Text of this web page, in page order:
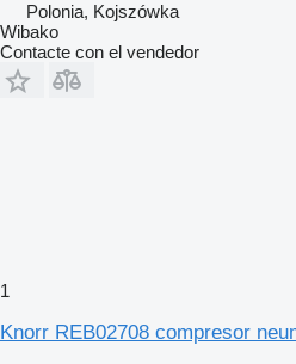
Polonia, Kojszówka
Wibako
Contacte con el vendedor
1
Knorr REB02708 compresor